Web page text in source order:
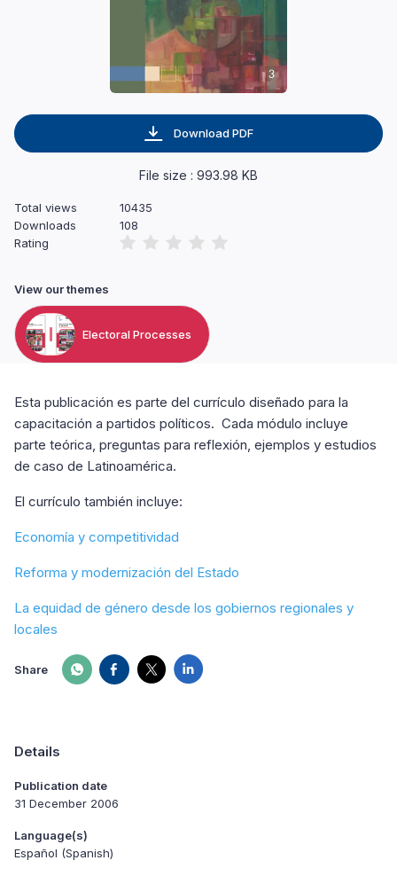
Esta publicación es parte del currículo diseñado para la
capacitación a partidos políticos. Cada módulo incluye
parte teórica, preguntas para reflexión, ejemplos y estudios
de caso de Latinoamérica.
El currículo también incluye:
Economía y competitividad
Reforma y modernización del Estado
La equidad de género desde los gobiernos regionales y
locales
Share
Details
Publication date
31 December 2006
Language(s)
Español (Spanish)
Download PDF
File size : 993.98 KB
Total views
10435
Downloads
108
Rating
View our themes
Electoral Processes